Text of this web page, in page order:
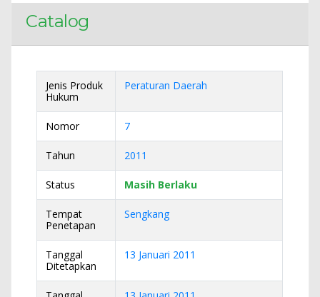
Catalog
Jenis Produk
Hukum
Peraturan Daerah
Nomor 7
Tahun 2011
Status Masih Berlaku
Tempat
Penetapan
Sengkang
Tanggal
Ditetapkan
13 Januari 2011